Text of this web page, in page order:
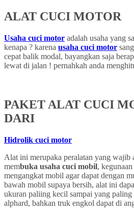
ALAT CUCI MOTOR
Usaha cuci motor adalah usaha yang
kenapa ? karena usaha cuci motor
cepat balik modal, bayangkan saja
lewat di jalan ! pernahkah anda
PAKET ALAT CUCI
DARI
Hidrolik cuci motor
Alat ini merupaka peralatan yang wajib
membuka usaha cuci mobil,
mengangkat mobil agar dapat dengan
bawah mobil supaya bersih, alat ini
ukuran paliing kecil sampai yang paling
alphard, bahkan truk engkol dapat di